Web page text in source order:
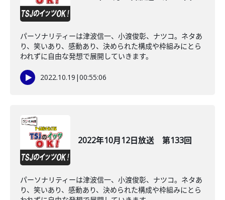
パーソナリティーは津波信一、小渡俊彰、ナツコ。ネタあ
り、笑いあり、感動あり、決められた構成や枠組みにとら
われずに自由な発想で展開していきます。
2022.10.19 |00:55:06
2022年10月12日放送 第133回
パーソナリティーは津波信一、小渡俊彰、ナツコ。ネタあ
り、笑いあり、感動あり、決められた構成や枠組みにとら